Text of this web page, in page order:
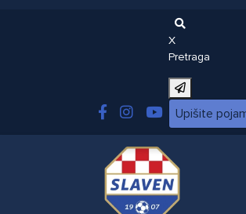
X
Pretraga